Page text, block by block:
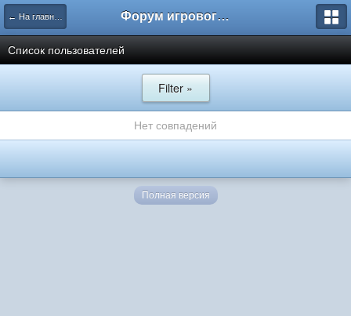
← На главную Форум игрового проекта Riverrise
Список пользователей
Filter »
Нет совпадений
Полная версия